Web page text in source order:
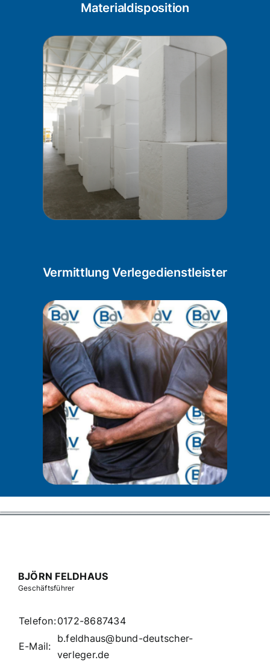
Materialdisposition
Vermittlung Verlegedienstleister
BJÖRN FELDHAUS
Geschäftsführer
Telefon:0172-8687434
E-Mail:
b.feldhaus@bund-deutscher-
verleger.de